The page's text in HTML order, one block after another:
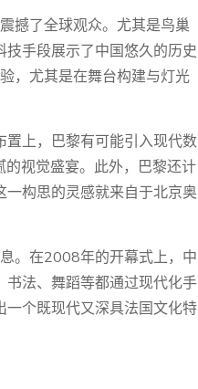
撼了全球观众。尤其是鸟巢
手段展示了中国悠久的历史
，尤其是在舞台构建与灯光
上，巴黎有可能引入现代数
视觉盛宴。此外，巴黎还计
构思的灵感就来自于北京奥
。在2008年的开幕式上，中
法、舞蹈等都通过现代化手
个既现代又深具法国文化特